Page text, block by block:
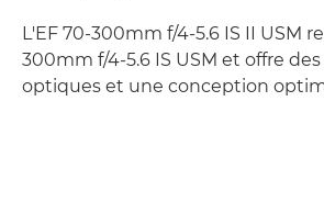
L'EF 70-300mm f/4-5.6 IS II USM
300mm f/4-5.6 IS USM et offre
optiques et une conception